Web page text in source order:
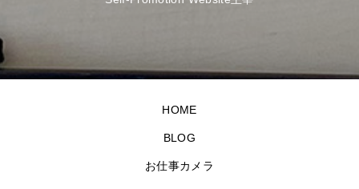
HOME
BLOG
お仕事カメラ